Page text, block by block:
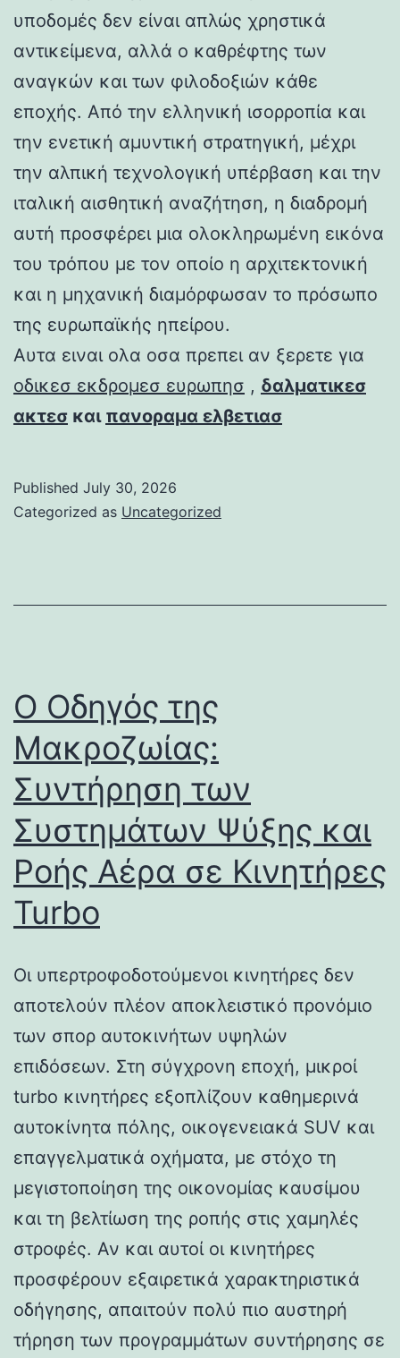
υποδομές δεν είναι απλώς χρηστικά
αντικείμενα, αλλά ο καθρέφτης των
αναγκών και των φιλοδοξιών κάθε
εποχής. Από την ελληνική ισορροπία και
την ενετική αμυντική στρατηγική, μέχρι
την αλπική τεχνολογική υπέρβαση και την
ιταλική αισθητική αναζήτηση, η διαδρομή
αυτή προσφέρει μια ολοκληρωμένη εικόνα
του τρόπου με τον οποίο η αρχιτεκτονική
και η μηχανική διαμόρφωσαν το πρόσωπο
της ευρωπαϊκής ηπείρου.
Αυτα ειναι ολα οσα πρεπει αν ξερετε για
οδικεσ εκδρομεσ ευρωπησ , δαλματικεσ
ακτεσ και πανοραμα ελβετιασ
Published July 30, 2026
Categorized as Uncategorized
Ο Οδηγός της
Μακροζωίας:
Συντήρηση των
Συστημάτων Ψύξης και
Ροής Αέρα σε Κινητήρες
Turbo
Οι υπερτροφοδοτούμενοι κινητήρες δεν
αποτελούν πλέον αποκλειστικό προνόμιο
των σπορ αυτοκινήτων υψηλών
επιδόσεων. Στη σύγχρονη εποχή, μικροί
turbo κινητήρες εξοπλίζουν καθημερινά
αυτοκίνητα πόλης, οικογενειακά SUV και
επαγγελματικά οχήματα, με στόχο τη
μεγιστοποίηση της οικονομίας καυσίμου
και τη βελτίωση της ροπής στις χαμηλές
στροφές. Αν και αυτοί οι κινητήρες
προσφέρουν εξαιρετικά χαρακτηριστικά
οδήγησης, απαιτούν πολύ πιο αυστηρή
τήρηση των προγραμμάτων συντήρησης σε